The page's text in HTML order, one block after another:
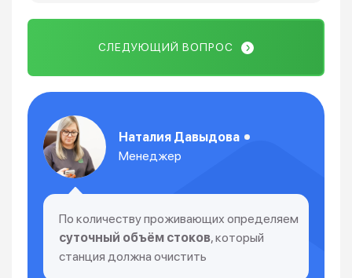
СЛЕДУЮЩИЙ ВОПРОС
Наталия Давыдова
Менеджер
По количеству проживающих определяем
суточный объём стоков, который
станция должна очистить